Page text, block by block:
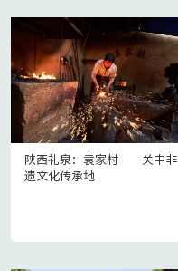
陕西礼泉：袁家村——关中非
遗文化传承地